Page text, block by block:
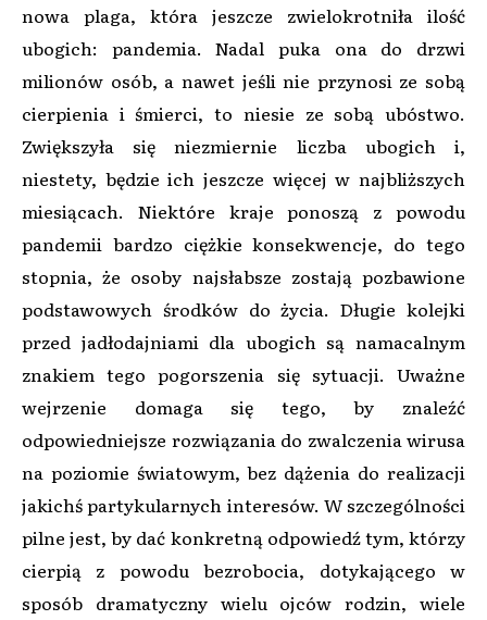
nowa plaga, która jeszcze zwielokrotniła ilość
ubogich: pandemia. Nadal puka ona do drzwi
milionów osób, a nawet jeśli nie przynosi ze sobą
cierpienia i śmierci, to niesie ze sobą ubóstwo.
Zwiększyła się niezmiernie liczba ubogich i,
niestety, będzie ich jeszcze więcej w najbliższych
miesiącach. Niektóre kraje ponoszą z powodu
pandemii bardzo ciężkie konsekwencje, do tego
stopnia, że osoby najsłabsze zostają pozbawione
podstawowych środków do życia. Długie kolejki
przed jadłodajniami dla ubogich są namacalnym
znakiem tego pogorszenia się sytuacji. Uważne
wejrzenie domaga się tego, by znaleźć
odpowiedniejsze rozwiązania do zwalczenia wirusa
na poziomie światowym, bez dążenia do realizacji
jakichś partykularnych interesów. W szczególności
pilne jest, by dać konkretną odpowiedź tym, którzy
cierpią z powodu bezrobocia, dotykającego w
sposób dramatyczny wielu ojców rodzin, wiele